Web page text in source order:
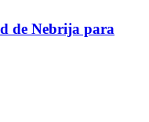
de Nebrija para